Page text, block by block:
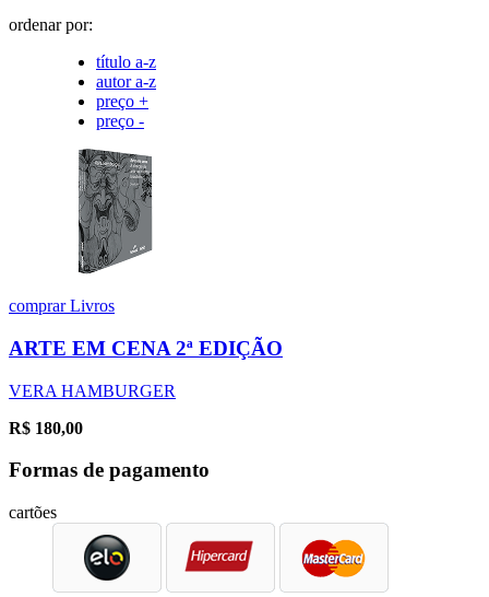
ordenar por:
título a-z
autor a-z
preço +
preço -
comprarLivros
ARTE EM CENA 2ª EDIÇÃO
VERA HAMBURGER
R$ 180,00
Formas de pagamento
cartões